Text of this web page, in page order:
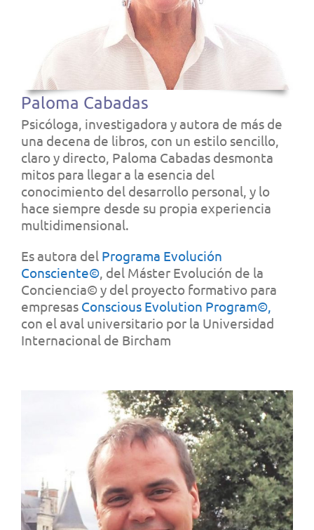
Paloma Cabadas
Psicóloga, investigadora y autora de más de
una decena de libros, con un estilo sencillo,
claro y directo, Paloma Cabadas desmonta
mitos para llegar a la esencia del
conocimiento del desarrollo personal, y lo
hace siempre desde su propia experiencia
multidimensional.
Es autora del Programa Evolución
Consciente© , del Máster Evolución de la
Conciencia© y del proyecto formativo para
empresas Conscious Evolution Program©,
con el aval universitario por la Universidad
Internacional de Bircham